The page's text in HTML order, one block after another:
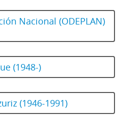
Nacional (ODEPLAN)
(1948-)
(1946-1991)